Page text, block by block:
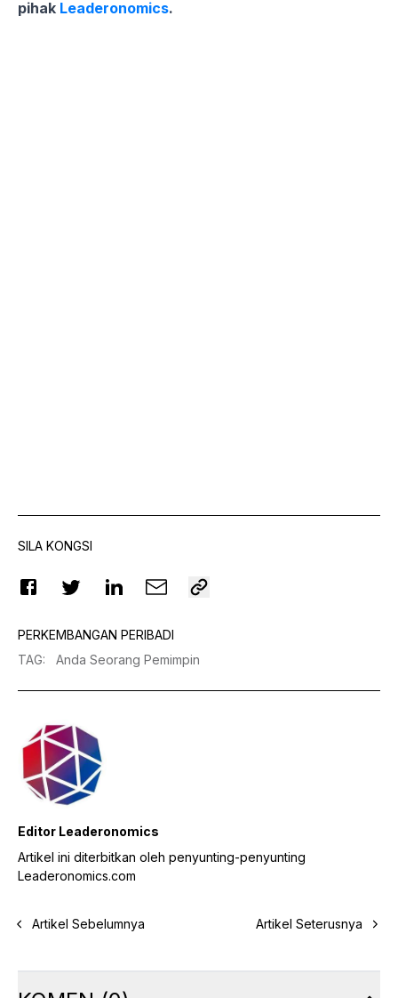
pihak Leaderonomics.
SILA KONGSI
PERKEMBANGAN PERIBADI
TAG: Anda Seorang Pemimpin
Editor Leaderonomics
Artikel ini diterbitkan oleh penyunting-penyunting
Leaderonomics.com
Artikel Sebelumnya Artikel Seterusnya